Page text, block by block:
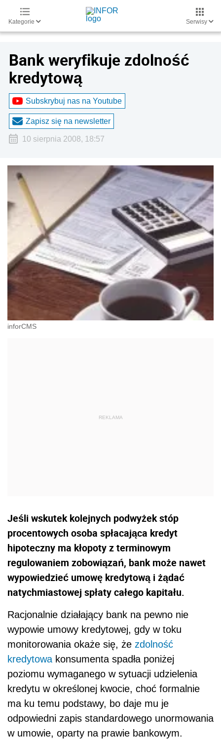
Kategorie Serwisy
Bank weryfikuje zdolność
kredytową
Subskrybuj nas na Youtube
Zapisz się na newsletter
10 sierpnia 2008, 18:57
inforCMS
Jeśli wskutek kolejnych podwyżek stóp
procentowych osoba spłacająca kredyt
hipoteczny ma kłopoty z terminowym
regulowaniem zobowiązań, bank może nawet
wypowiedzieć umowę kredytową i żądać
natychmiastowej spłaty całego kapitału.
Racjonalnie działający bank na pewno nie
wypowie umowy kredytowej, gdy w toku
monitorowania okaże się, że zdolność
kredytowa konsumenta spadła poniżej
poziomu wymaganego w sytuacji udzielenia
kredytu w określonej kwocie, choć formalnie
ma ku temu podstawy, bo daje mu je
odpowiedni zapis standardowego unormowania
w umowie, oparty na prawie bankowym.